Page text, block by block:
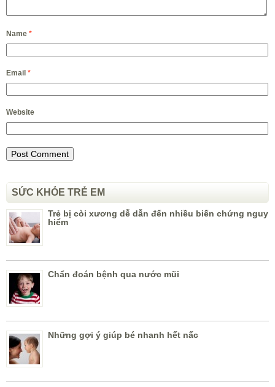
Name *
Email *
Website
SỨC KHỎE TRẺ EM
Trẻ bị còi xương dễ dẫn đến nhiều biến chứng nguy
hiểm
Chẩn đoán bệnh qua nước mũi
Những gợi ý giúp bé nhanh hết nấc